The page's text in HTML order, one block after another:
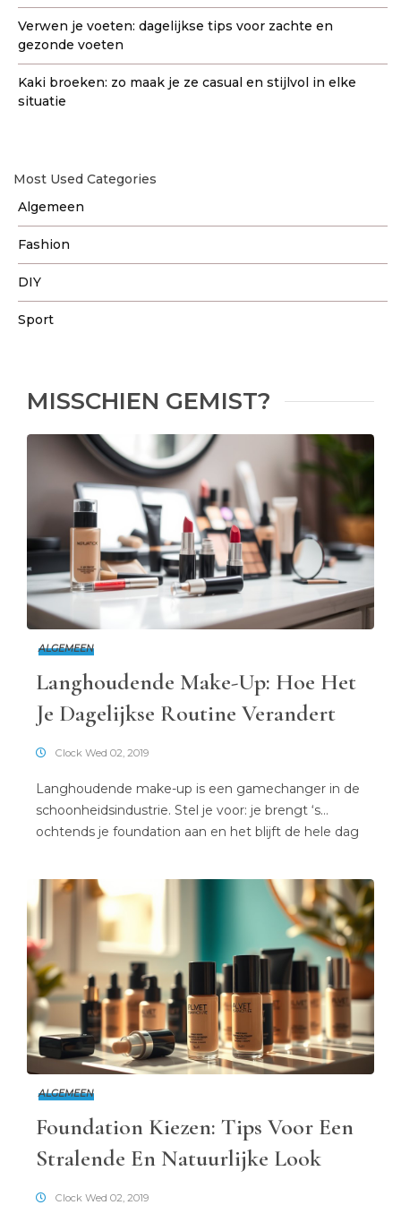
Verwen je voeten: dagelijkse tips voor zachte en
gezonde voeten
Kaki broeken: zo maak je ze casual en stijlvol in elke
situatie
Most Used Categories
Algemeen
Fashion
DIY
Sport
MISSCHIEN GEMIST?
ALGEMEEN
Langhoudende Make-Up: Hoe Het
Je Dagelijkse Routine Verandert
Clock Wed 02, 2019
Langhoudende make-up is een gamechanger in de
schoonheidsindustrie. Stel je voor: je brengt ‘s
ochtends je foundation aan en het blijft de hele dag
gelukkig is het tegenwoordig de realiteit dankzij
innovatieve formules. Maar hoe heeft […]
ALGEMEEN
Foundation Kiezen: Tips Voor Een
Stralende En Natuurlijke Look
Clock Wed 02, 2019